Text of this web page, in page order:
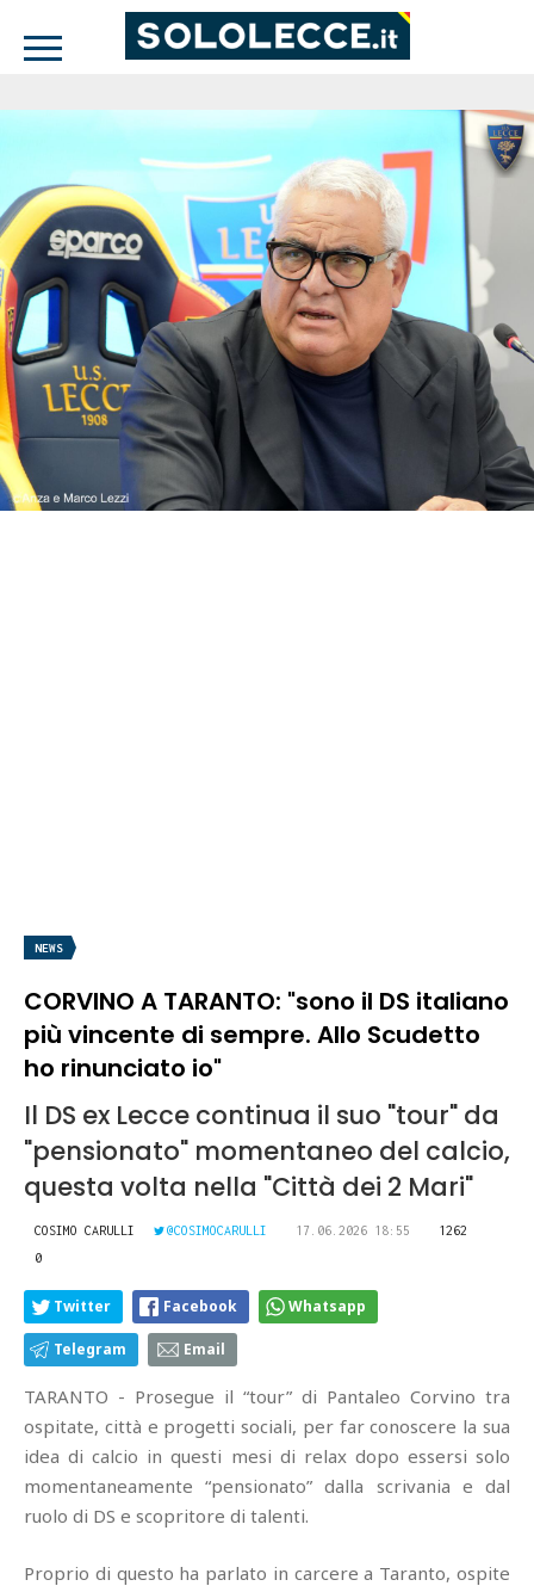
NEWS
CORVINO A TARANTO: "sono il DS italiano
più vincente di sempre. Allo Scudetto
ho rinunciato io"
Il DS ex Lecce continua il suo "tour" da
"pensionato" momentaneo del calcio,
questa volta nella "Città dei 2 Mari"
COSIMO CARULLI @COSIMOCARULLI 17.06.2026 18:55
1262
0
Twitter Facebook Whatsapp
Telegram Email
TARANTO - Prosegue il “tour” di Pantaleo Corvino tra
ospitate, città e progetti sociali, per far conoscere la sua
idea di calcio in questi mesi di relax dopo essersi solo
momentaneamente “pensionato” dalla scrivania e dal
ruolo di DS e scopritore di talenti.
Proprio di questo ha parlato in carcere a Taranto, ospite